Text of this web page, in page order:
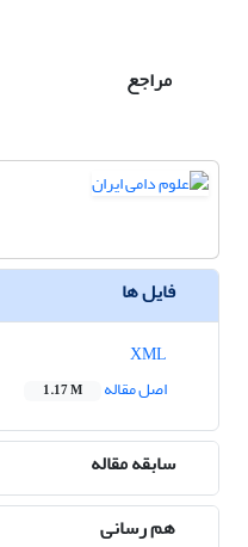
مراجع
فایل ها
اصل مقاله
1.17 M
سابقه مقاله
هم رسانی